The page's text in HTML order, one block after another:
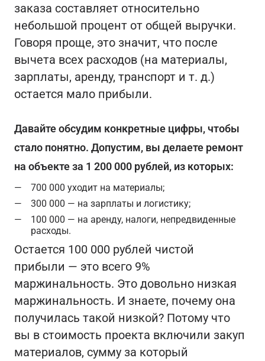
заказа составляет относительно
небольшой процент от общей выручки.
Говоря проще, это значит, что после
вычета всех расходов (на материалы,
зарплаты, аренду, транспорт и т. д.)
остается мало прибыли.
Давайте обсудим конкретные цифры, чтобы
стало понятно. Допустим, вы делаете ремонт
на объекте за 1 200 000 рублей, из которых:
700 000 уходит на материалы;
300 000 — на зарплаты и логистику;
100 000 — на аренду, налоги, непредвиденные
расходы.
Остается 100 000 рублей чистой
прибыли — это всего 9%
маржинальность. Это довольно низкая
маржинальность. И знаете, почему она
получилась такой низкой? Потому что
вы в стоимость проекта включили закуп
материалов, сумму за который